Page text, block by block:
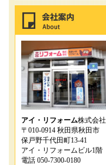
アイ・リフォーム株式会社
〒010-0914 秋田県秋田市
保戸野千代田町13-41
アイ・リフォームビル1階
電話 050-7300-0180